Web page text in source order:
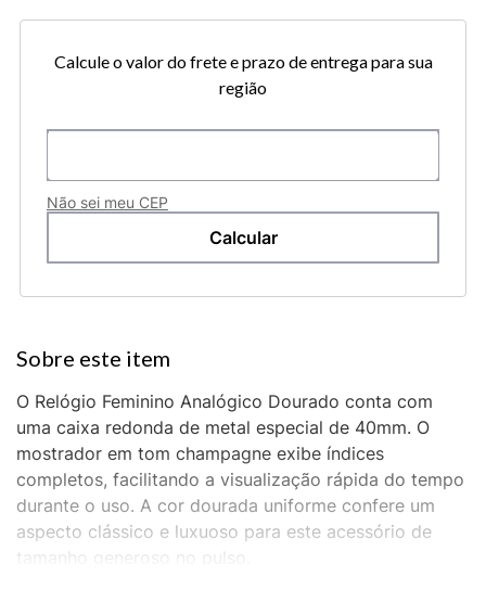
Calcule o valor do frete e prazo de entrega para sua
região
Não sei meu CEP
O Relógio Feminino Analógico Dourado conta com
uma caixa redonda de metal especial de 40mm. O
mostrador em tom champagne exibe índices
completos, facilitando a visualização rápida do tempo
durante o uso. A cor dourada uniforme confere um
aspecto clássico e luxuoso para este acessório de
tamanho generoso no pulso.